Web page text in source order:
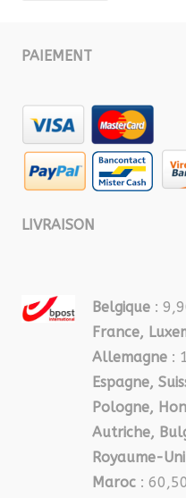
PAIEMENT
LIVRAISON
Belgique :
France,
Allemagne :
Espagne,
Pologne,
Autriche,
Royaume-Uni
Maroc :